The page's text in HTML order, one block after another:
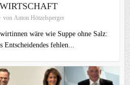
von Anton Hötzelsperger
wäre wie Suppe ohne Salz:
Entscheidendes fehlen...